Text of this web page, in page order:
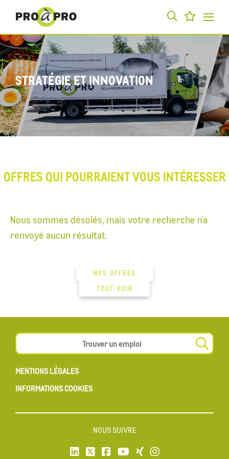
STRATÉGIE ET INNOVATION
OFFRES QUI POURRAIENT VOUS INTÉRESSER
Nous sommes désolés, mais votre recherche n'a
renvoyé aucun résultat.
NOS OFFRES
TOUT VOIR
MENTIONS LÉGALES
INFORMATIONS COOKIES
NOUS SUIVRE